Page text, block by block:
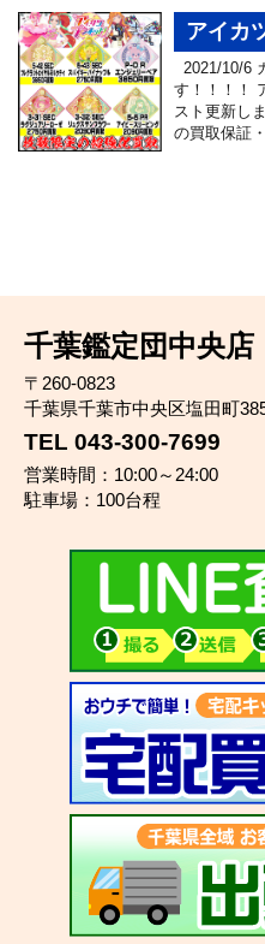
アイカ
2021/10/6
す！！！！
スト更新し
の買取保証
千葉鑑定団中央店
〒260-0823
千葉県千葉市中央区塩田町
TEL 043-300-7699
営業時間：10:00～24:00
駐車場：100台程